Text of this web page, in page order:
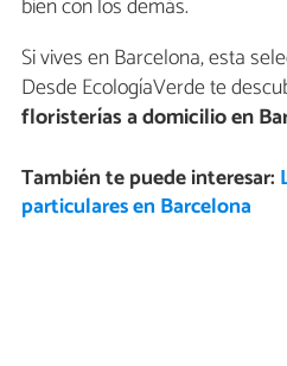
bien con los demás.
Si vives en Barcelona, esta
Desde EcologíaVerde te
floristerías a domicilio en
También te puede interesar:
particulares en Barcelona